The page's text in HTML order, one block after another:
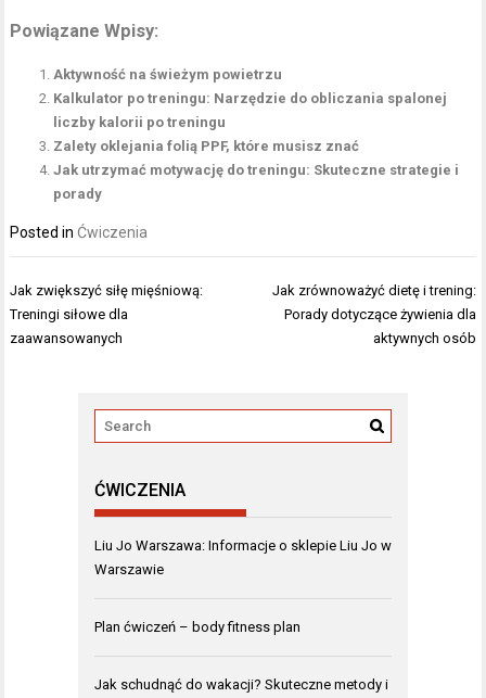
Powiązane Wpisy:
Aktywność na świeżym powietrzu
Kalkulator po treningu: Narzędzie do obliczania spalonej
liczby kalorii po treningu
Zalety oklejania folią PPF, które musisz znać
Jak utrzymać motywację do treningu: Skuteczne strategie i
porady
Posted in Ćwiczenia
Nawigacja
wpisu
Jak zwiększyć siłę mięśniową:
Treningi siłowe dla
zaawansowanych
Jak zrównoważyć dietę i trening:
Porady dotyczące żywienia dla
aktywnych osób
ĆWICZENIA
Liu Jo Warszawa: Informacje o sklepie Liu Jo w
Warszawie
Plan ćwiczeń – body fitness plan
Jak schudnąć do wakacji? Skuteczne metody i